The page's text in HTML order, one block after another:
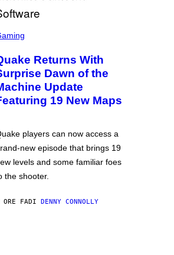
Returns With
Dawn of the
Update
19 New Maps
players can now access a
new episode that brings 19
levels and some familiar foes
the shooter.
ORE FADI DENNY CONNOLLY